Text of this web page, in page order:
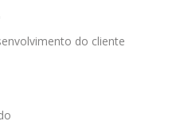
do cliente